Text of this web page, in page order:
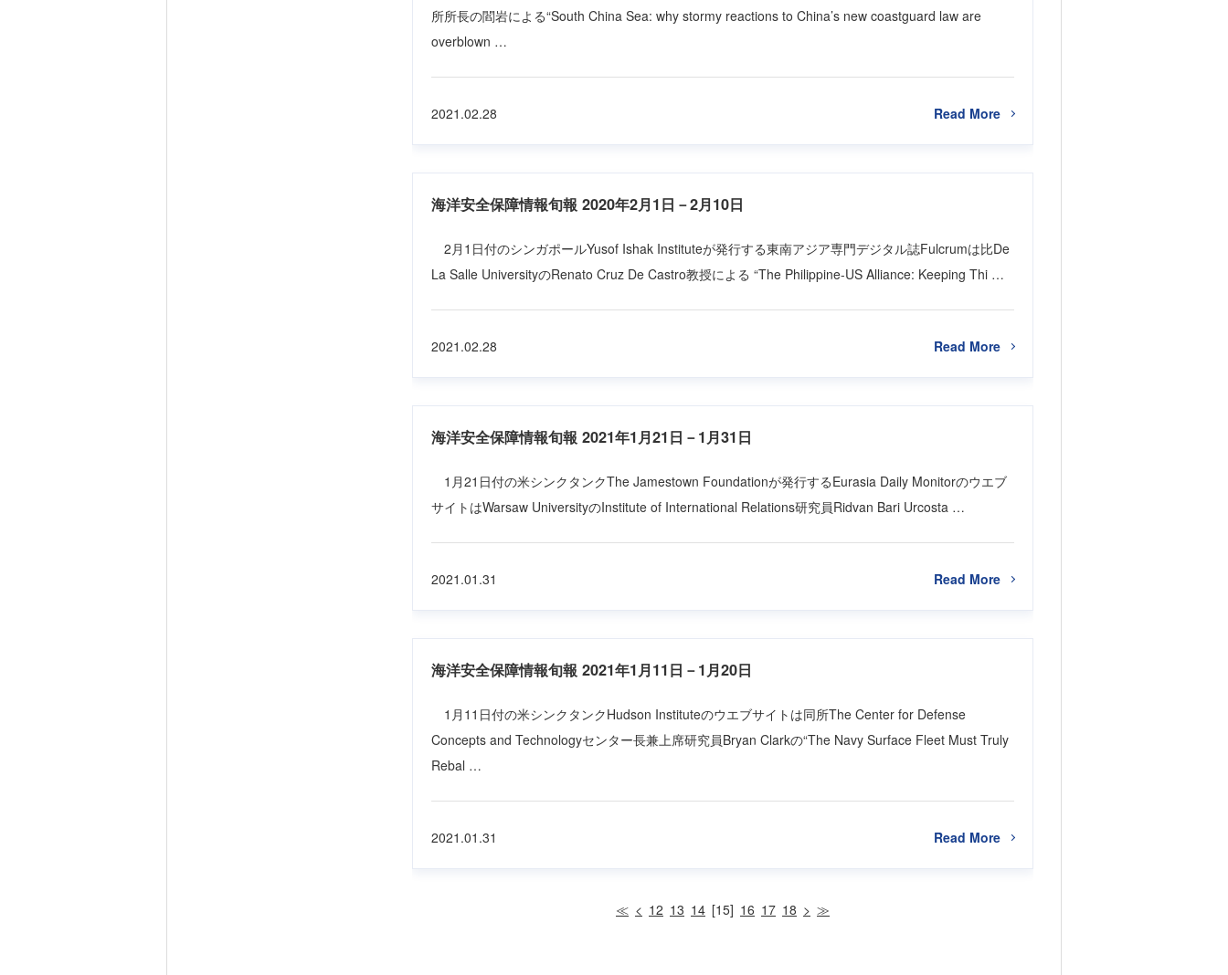
所所長の閻岩による“South China Sea: why stormy reactions to China’s new coastguard law are
overblown …
Read More
2021.02.28
海洋安全保障情報旬報 2020年2月1日－2月10日
2月1日付のシンガポールYusof Ishak Instituteが発行する東南アジア専門デジタル誌Fulcrumは比De
La Salle UniversityのRenato Cruz De Castro教授による “The Philippine-US Alliance: Keeping Thi …
Read More
2021.02.28
海洋安全保障情報旬報 2021年1月21日－1月31日
1月21日付の米シンクタンクThe Jamestown Foundationが発行するEurasia Daily Monitorのウエブ
サイトはWarsaw UniversityのInstitute of International Relations研究員Ridvan Bari Urcosta …
Read More
2021.01.31
海洋安全保障情報旬報 2021年1月11日－1月20日
1月11日付の米シンクタンクHudson Instituteのウエブサイトは同所The Center for Defense
Concepts and Technologyセンター長兼上席研究員Bryan Clarkの“The Navy Surface Fleet Must Truly
Rebal …
Read More
2021.01.31
≪ < 12 13 14 15 16 17 18 > ≫